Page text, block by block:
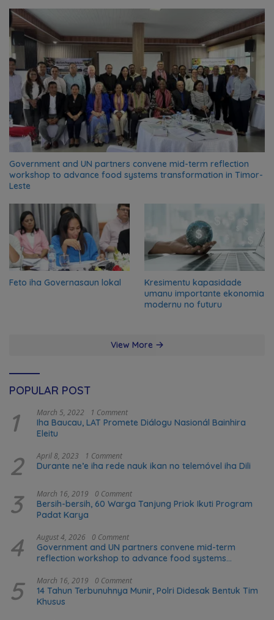
Government and UN partners convene mid-term reflection
workshop to advance food systems transformation in Timor-
Leste
Feto iha Governasaun lokal
Kresimentu kapasidade
umanu importante ekonomia
modernu no futuru
View More
POPULAR POST
1 March 5, 2022 1 Comment
Iha Baucau, LAT Promete Diálogu Nasionál Bainhira
Eleitu
2 April 8, 2023 1 Comment
Durante ne’e iha rede nauk ikan no telemóvel iha Dili
3 March 16, 2019 0 Comment
Bersih-bersih, 60 Warga Tanjung Priok Ikuti Program
Padat Karya
4 August 4, 2026 0 Comment
Government and UN partners convene mid-term
reflection workshop to advance food systems
5 March 16, 2019 0 Comment
14 Tahun Terbunuhnya Munir, Polri Didesak Bentuk Tim
Khusus